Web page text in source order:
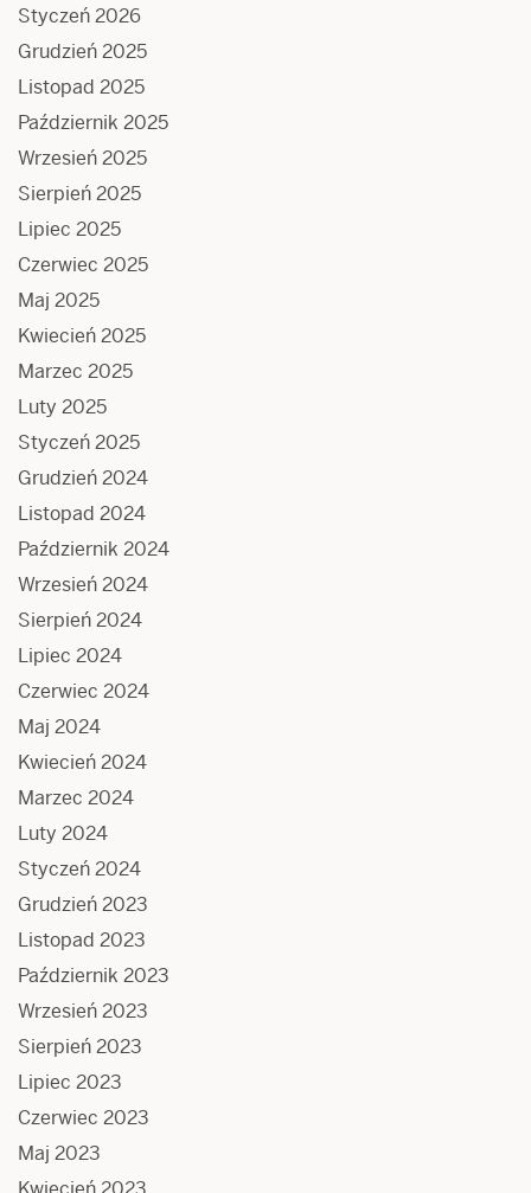
Styczeń 2026
Grudzień 2025
Listopad 2025
Październik 2025
Wrzesień 2025
Sierpień 2025
Lipiec 2025
Czerwiec 2025
Maj 2025
Kwiecień 2025
Marzec 2025
Luty 2025
Styczeń 2025
Grudzień 2024
Listopad 2024
Październik 2024
Wrzesień 2024
Sierpień 2024
Lipiec 2024
Czerwiec 2024
Maj 2024
Kwiecień 2024
Marzec 2024
Luty 2024
Styczeń 2024
Grudzień 2023
Listopad 2023
Październik 2023
Wrzesień 2023
Sierpień 2023
Lipiec 2023
Czerwiec 2023
Maj 2023